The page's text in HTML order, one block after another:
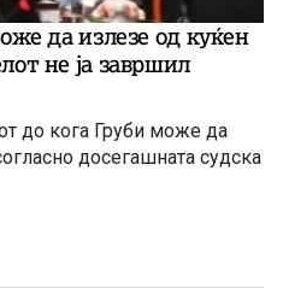
да излезе од куќен
не ја завршил
до кога Груби може да
досегашната судска